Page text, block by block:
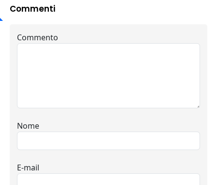
Commenti